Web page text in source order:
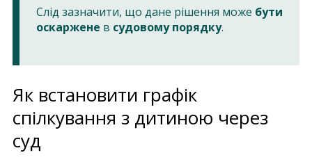
Слід зазначити, що дане рішення може бути
оскаржене в судовому порядку.
Як встановити графік
спілкування з дитиною через
суд